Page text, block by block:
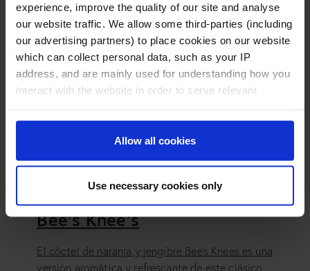
experience, improve the quality of our site and analyse
our website traffic. We allow some third-parties (including
our advertising partners) to place cookies on our website
which can collect personal data, such as your IP
address, and are mainly used for understanding how you
interact with the website in order to serve relevant
cookies’, you consent to all cookies. By selecting ‘accept
necessary cookies only’, you consent to functional
cookies only. For more information about these cookies
href="/cookie-policy">Cookie Policy.</a>
Allow all cookies
Use necessary cookies only
Cóctel de naranja y jengibre
Bee’s Knee’s
El cóctel de naranja y jengibre Bee’s Knees es una
versión aromática y refrescante de este clásico